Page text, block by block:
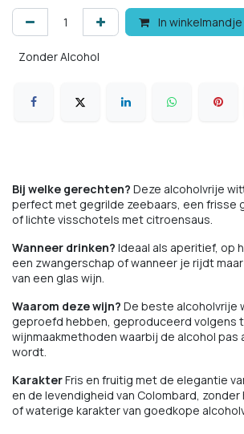
In winkelmandje
Zonder Alcohol
Bij welke gerechten? Deze alcoholvrije
perfect met gegrilde zeebaars, een frisse
of lichte visschotels met citroensaus.
Wanneer drinken? Ideaal als aperitief, op
een zwangerschap of wanneer je rijdt
van een glas wijn.
Waarom deze wijn? De beste alcoholvrije
geproefd hebben, geproduceerd volgens
wijnmaakmethoden waarbij de alcohol
wordt.
KarakterFris en fruitig met de elegantie
en de levendigheid van Colombard,
of waterige karakter van goedkope